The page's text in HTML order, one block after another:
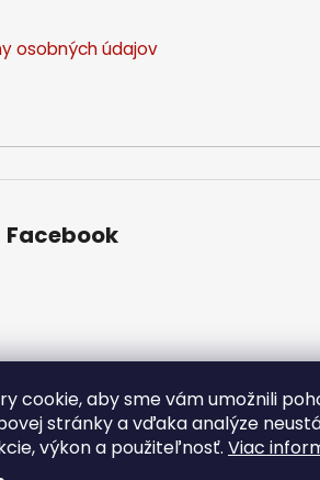
cookie, aby sme vám umožnili
stránky a vďaka analýze
výkon a použiteľnosť. Viac
osobných údajov
Facebook